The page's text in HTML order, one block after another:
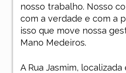
nosso trabalho. Nosso
com a verdade e com a
isso que move nossa
Mano Medeiros.
A Rua Jasmim,